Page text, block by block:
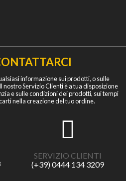
informazione sui prodotti, o sulle
Servizio Clienti è a tua disposizione
e sulle condizioni dei prodotti, sui tempi
nella creazione del tuo ordine.
SERVIZIO CLIENTI
(+39) 0444 134 3209